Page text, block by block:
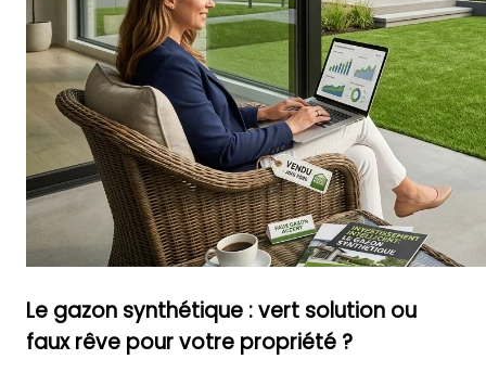
Le gazon synthétique : vert solution ou
faux rêve pour votre propriété ?